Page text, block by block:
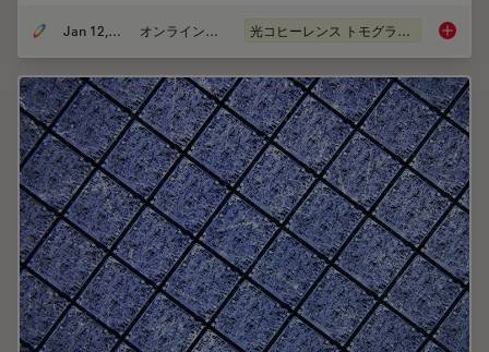
Jan 12, 2022 オンラインセミナー 光コヒーレンス トモグラフィ（OCT） Clinical